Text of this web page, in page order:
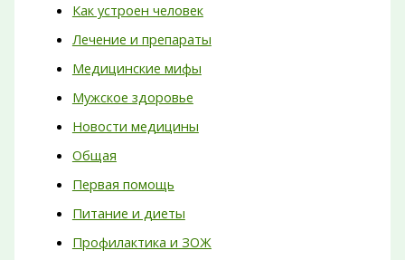
Как устроен человек
Лечение и препараты
Медицинские мифы
Мужское здоровье
Новости медицины
Общая
Первая помощь
Питание и диеты
Профилактика и ЗОЖ